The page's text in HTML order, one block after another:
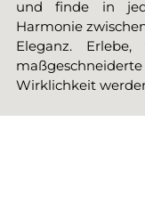
und finde in
Harmonie
Eleganz.
Wirklichkeit